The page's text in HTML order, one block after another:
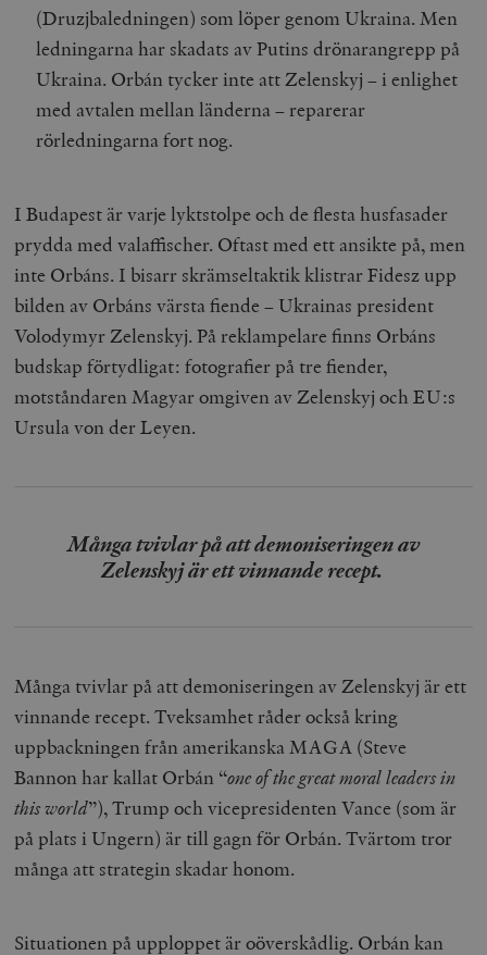
(Druzjbaledningen) som löper genom Ukraina. Men
ledningarna har skadats av Putins drönarangrepp på
Ukraina. Orbán tycker inte att Zelenskyj – i enlighet
med avtalen mellan länderna – reparerar
rörledningarna fort nog.
I Budapest är varje lyktstolpe och de flesta husfasader
prydda med valaffischer. Oftast med ett ansikte på, men
inte Orbáns. I bisarr skrämseltaktik klistrar Fidesz upp
bilden av Orbáns värsta fiende – Ukrainas president
Volodymyr Zelenskyj. På reklampelare finns Orbáns
budskap förtydligat: fotografier på tre fiender,
motståndaren Magyar omgiven av Zelenskyj och EU:s
Ursula von der Leyen.
Många tvivlar på att demoniseringen av
Zelenskyj är ett vinnande recept.
Många tvivlar på att demoniseringen av Zelenskyj är ett
vinnande recept. Tveksamhet råder också kring
uppbackningen från amerikanska MAGA (Steve
Bannon har kallat Orbán “one of the great moral leaders in
this world”), Trump och vicepresidenten Vance (som är
på plats i Ungern) är till gagn för Orbán. Tvärtom tror
många att strategin skadar honom.
Situationen på upploppet är oöverskådlig. Orbán kan